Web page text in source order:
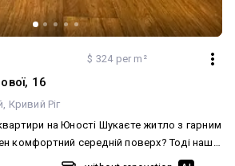
$ 324 per m²
16
Кривий Ріг
Шукаєте житло з гарним